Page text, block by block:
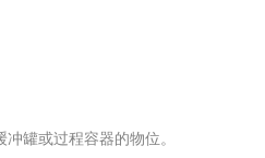
罐或过程容器的物位。